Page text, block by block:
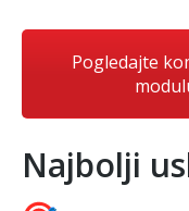
Pogledajte
Najbolji